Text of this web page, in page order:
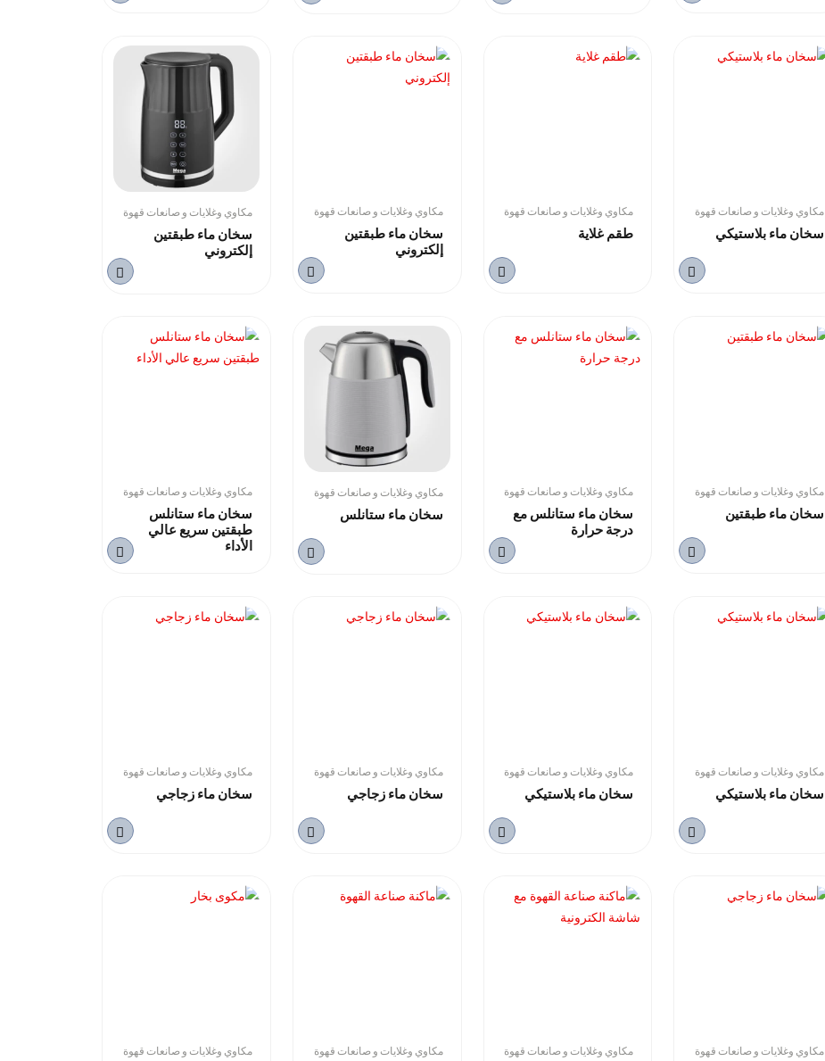
مكاوي وغلايات و صانعات قهوة
سخان ماء بلاستيكي
مكاوي وغلايات و صانعات قهوة
طقم غلاية
مكاوي وغلايات و صانعات قهوة
سخان ماء طبقتين
إلكتروني
مكاوي وغلايات و صانعات قهوة
سخان ماء طبقتين
إلكتروني
مكاوي وغلايات و صانعات قهوة
سخان ماء طبقتين
مكاوي وغلايات و صانعات قهوة
سخان ماء ستانلس مع
درجة حرارة
مكاوي وغلايات و صانعات قهوة
سخان ماء ستانلس
مكاوي وغلايات و صانعات قهوة
سخان ماء ستانلس
طبقتين سريع عالي
الأداء
مكاوي وغلايات و صانعات قهوة
سخان ماء بلاستيكي
مكاوي وغلايات و صانعات قهوة
سخان ماء بلاستيكي
مكاوي وغلايات و صانعات قهوة
سخان ماء زجاجي
مكاوي وغلايات و صانعات قهوة
سخان ماء زجاجي
مكاوي وغلايات و صانعات قهوة مكاوي وغلايات و صانعات قهوة مكاوي وغلايات و صانعات قهوة مكاوي وغلايات و صانعات قهوة